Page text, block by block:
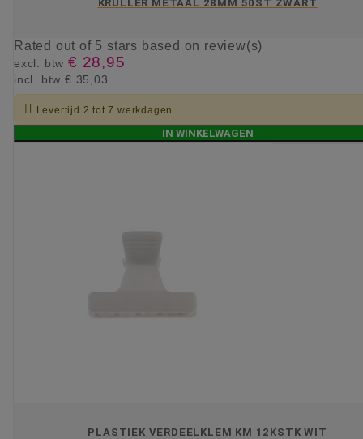
KRULLER METAAL 28MM 50ST ZWART
Rated out of 5 stars based on review(s)
excl. btw € 28,95
incl. btw € 35,03
 Levertijd 2 tot 7 werkdagen
IN WINKELWAGEN
PLASTIEK VERDEELKLEM KM 12KSTK WIT